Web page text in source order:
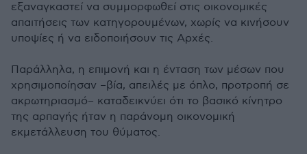
εξαναγκαστεί να συμμορφωθεί στις οικονομικές
απαιτήσεις των κατηγορουμένων, χωρίς να κινήσουν
υποψίες ή να ειδοποιήσουν τις Αρχές.
Παράλληλα, η επιμονή και η ένταση των μέσων που
χρησιμοποίησαν –βία, απειλές με όπλο, προτροπή σε
ακρωτηριασμό– καταδεικνύει ότι το βασικό κίνητρο
της αρπαγής ήταν η παράνομη οικονομική
εκμετάλλευση του θύματος.